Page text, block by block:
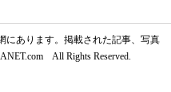
にあります。掲載された記事、写真
All Rights Reserved.